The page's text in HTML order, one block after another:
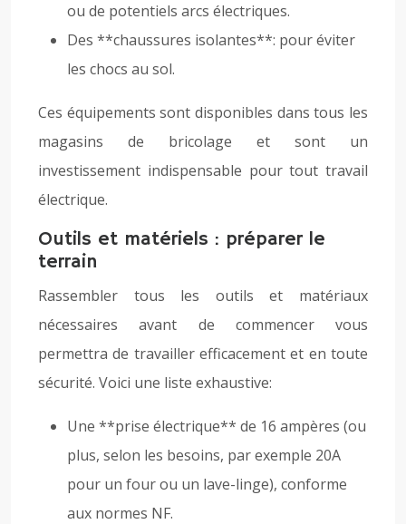
ou de potentiels arcs électriques.
Des **chaussures isolantes**: pour éviter
les chocs au sol.
Ces équipements sont disponibles dans tous les
magasins de bricolage et sont un
investissement indispensable pour tout travail
électrique.
Outils et matériels : préparer le
terrain
Rassembler tous les outils et matériaux
nécessaires avant de commencer vous
permettra de travailler efficacement et en toute
sécurité. Voici une liste exhaustive:
Une **prise électrique** de 16 ampères (ou
plus, selon les besoins, par exemple 20A
pour un four ou un lave-linge), conforme
aux normes NF.